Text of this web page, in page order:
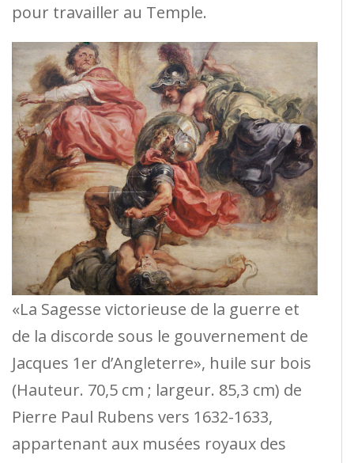
pour travailler au Temple.
«La Sagesse victorieuse de la guerre et
de la discorde sous le gouvernement de
Jacques 1er d’Angleterre», huile sur bois
(Hauteur. 70,5 cm ; largeur. 85,3 cm) de
Pierre Paul Rubens vers 1632-1633,
appartenant aux musées royaux des